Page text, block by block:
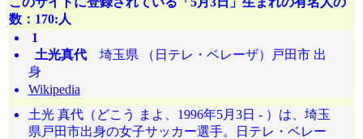
数：170:人
1
土光真代埼玉県 （日テレ・ベレーザ）戸田市 出
身
Wikipedia
土光 真代（どこう まよ、1996年5月3日 - ）は、埼玉
県戸田市出身の女子サッカー選手。日テレ・ベレー